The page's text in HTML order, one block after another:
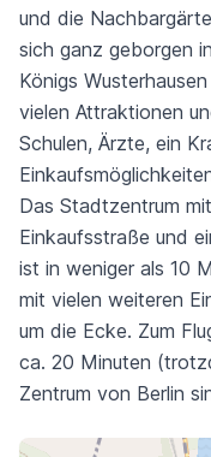
und die
sich ganz geborgen
Königs
vielen Attraktionen
Schulen, Ärzte, ein
Das Stadtzentrum
Einkaufsstraße und
ist in weniger als 10
mit vielen weiteren
um die Ecke. Zum
ca. 20 Minuten
Zentrum von Berlin